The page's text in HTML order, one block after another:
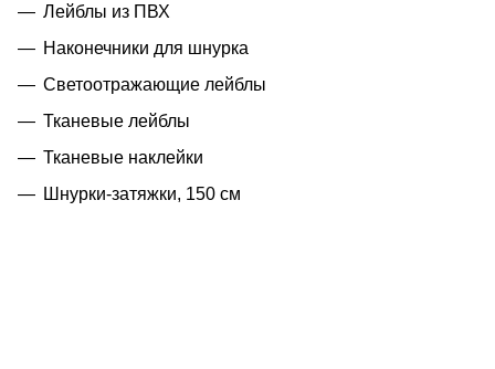
Лейблы из ПВХ
Наконечники для шнурка
Светоотражающие лейблы
Тканевые лейблы
Тканевые наклейки
Шнурки-затяжки, 150 см